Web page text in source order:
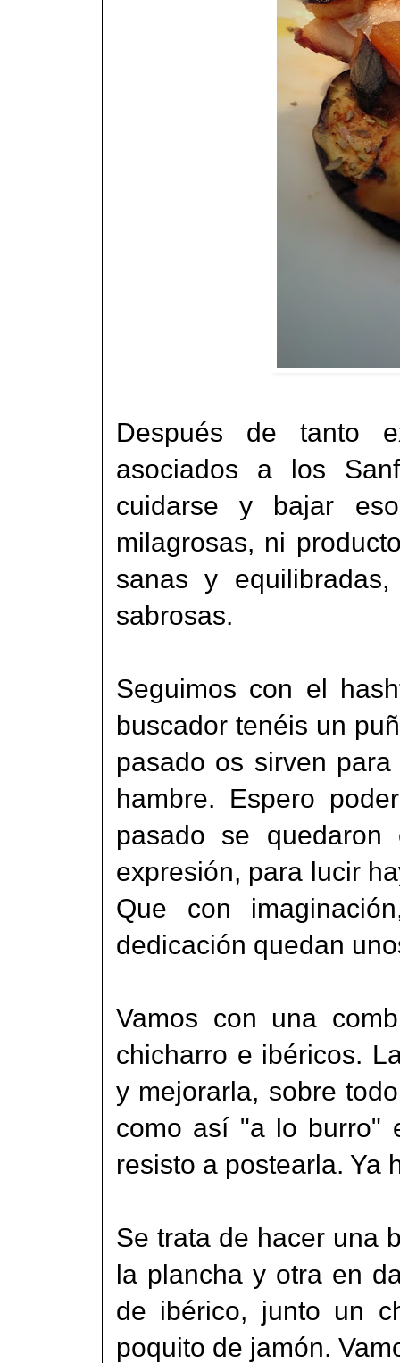
Después de tanto
asociados a los
cuidarse y bajar
milagrosas, ni
sanas y
sabrosas.
Seguimos con el
buscador tenéis un
pasado os sirven
hambre. Espero
pasado se
expresión, para lucir
Que con
dedicación quedan
Vamos con una
chicharro e ibéricos.
y mejorarla, sobre
como así "a lo burro"
resisto a postearla. Ya
Se trata de hacer una
la plancha y otra en
de ibérico, junto un
poquito de jamón.